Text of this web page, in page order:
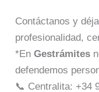
Contáctanos y
profesionalidad,
*EnGestrámites
defendemos
📞 Centralita: +34